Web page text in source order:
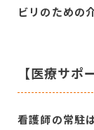
ビリのための
【医療サポ
看護師の常駐